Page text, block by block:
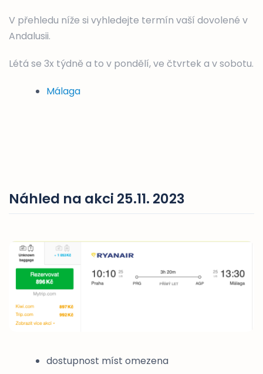
V přehledu níže si vyhledejte termín vaší dovolené v
Andalusii.
Létá se 3x týdně a to v pondělí, ve čtvrtek a v sobotu.
Málaga
Náhled na akci 25.11. 2023
dostupnost míst omezena